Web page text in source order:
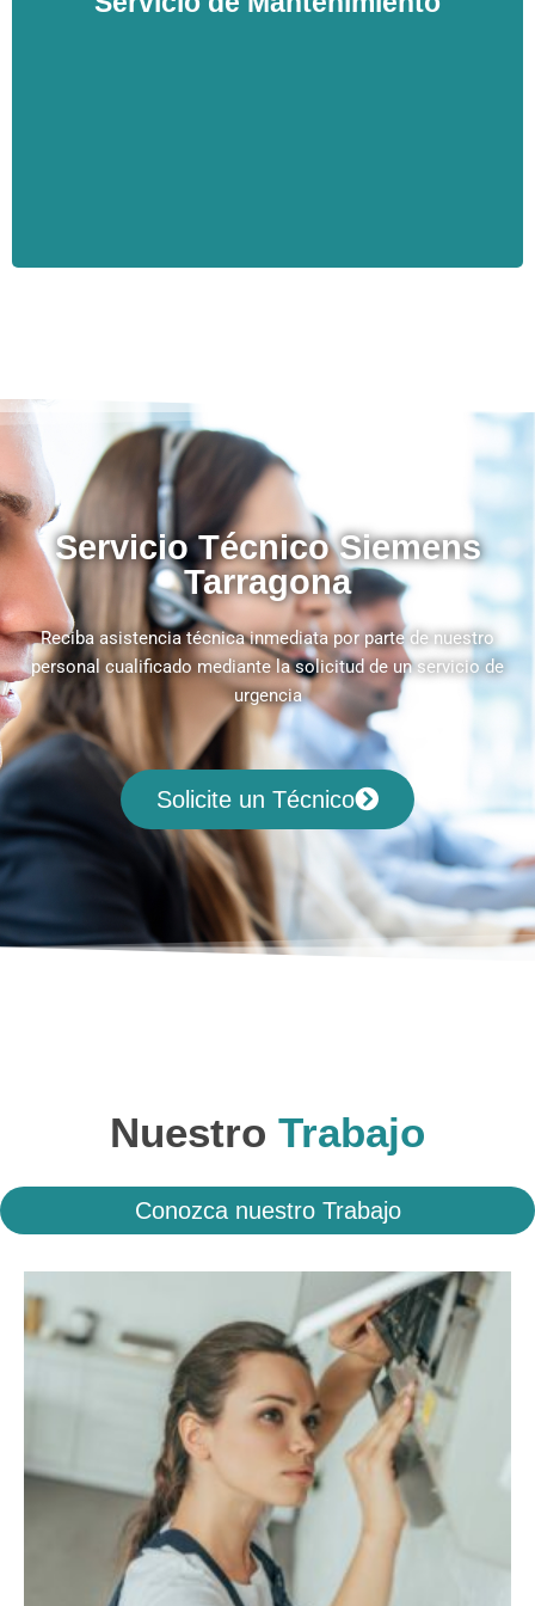
Servicio Técnico Siemens
Tarragona
Reciba asistencia técnica inmediata por parte de nuestro
personal cualificado mediante la solicitud de un servicio de
urgencia
Solicite un Técnico
Nuestro Trabajo
Conozca nuestro Trabajo